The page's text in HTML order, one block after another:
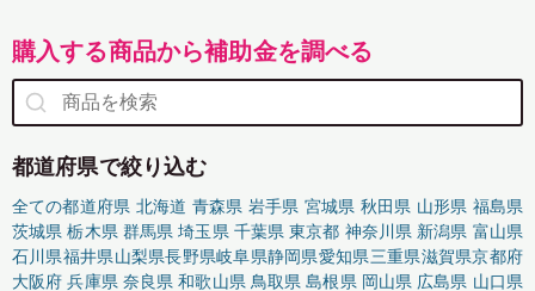
購入する商品から補助金を調べる
都道府県で絞り込む
全ての都道府県 北海道 青森県 岩手県 宮城県 秋田県 山形県 福島県
茨城県 栃木県 群馬県 埼玉県 千葉県 東京都 神奈川県 新潟県 富山県
石川県福井県山梨県長野県岐阜県静岡県愛知県三重県滋賀県京都府
大阪府 兵庫県 奈良県 和歌山県 鳥取県 島根県 岡山県 広島県 山口県